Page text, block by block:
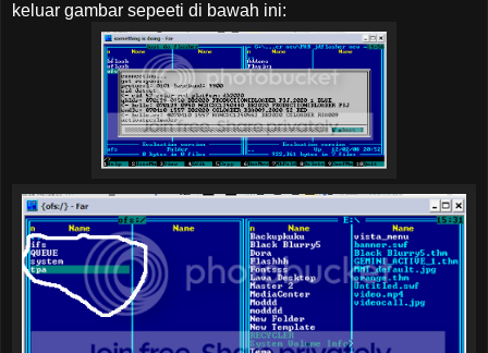
keluar gambar sepeeti di bawah ini: